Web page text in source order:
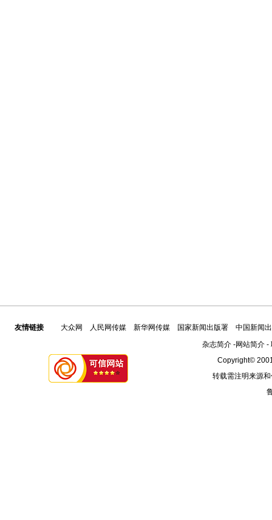
友情链接 大众网 人民网传媒 新华网传媒 国家新闻出版署
中国新闻
杂志简介-网站简介-
Copyright©
转载需注明来源